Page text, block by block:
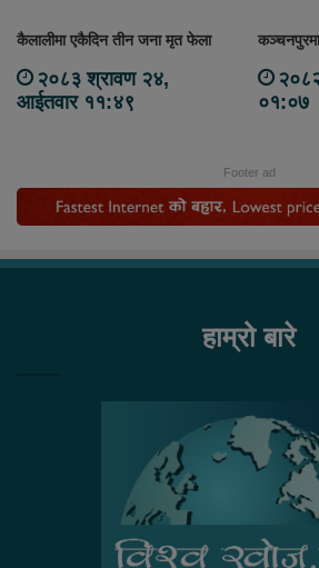
कैलालीमा एकैदिन तीन जना मृत फेला
२०८३ श्रावण २४,
आईतवार ११:४९
०१:०७
Footer ad
हाम्रो बारे